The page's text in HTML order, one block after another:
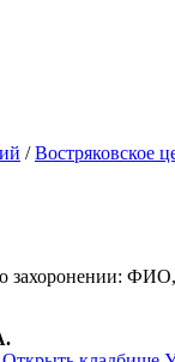
/ Востряковское
захоронении: